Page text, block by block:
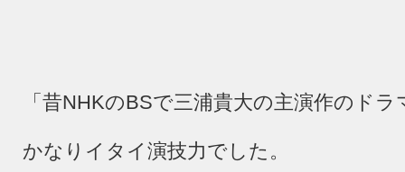
「昔NHKのBSで三浦貴大の主演作のドラ
かなりイタイ演技力でした。